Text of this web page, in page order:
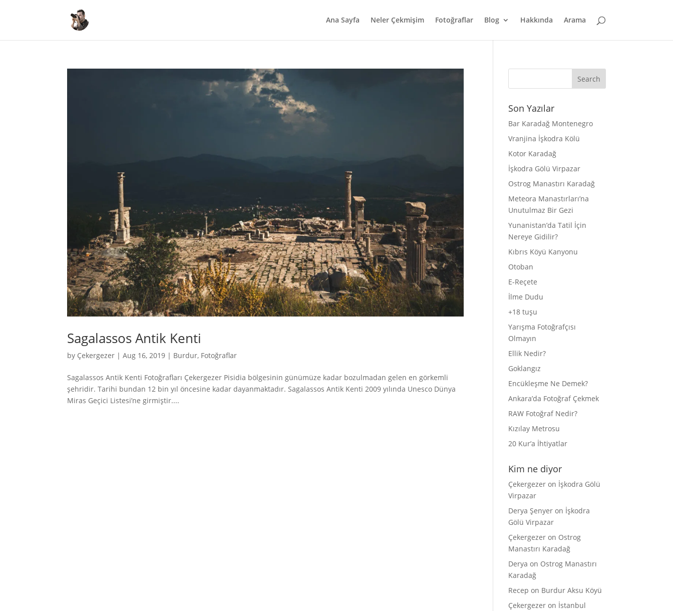
Ana Sayfa Neler Çekmişim Fotoğraflar Blog Hakkında Arama
Sagalassos Antik Kenti
by Çekergezer |Aug 16, 2019 | Burdur, Fotoğraflar
Sagalassos Antik Kenti Fotoğrafları Çekergezer Pisidia bölgesinin günümüze kadar bozulmadan gelen en görkemli
şehridir. Tarihi bundan 12 bin yıl öncesine kadar dayanmaktadır. Sagalassos Antik Kenti 2009 yılında Unesco Dünya
Miras Geçici Listesi’ne girmiştir....
Son Yazılar
Bar Karadağ Montenegro
Vranjina İşkodra Kölü
Kotor Karadağ
İşkodra Gölü Virpazar
Ostrog Manastırı Karadağ
Meteora Manastırları’na
Unutulmaz Bir Gezi
Yunanistan’da Tatil İçin
Nereye Gidilir?
Kıbrıs Köyü Kanyonu
Otoban
E-Reçete
İlme Dudu
+18 tuşu
Yarışma Fotoğrafçısı
Olmayın
Ellik Nedir?
Goklangız
Encükleşme Ne Demek?
Ankara’da Fotoğraf Çekmek
RAW Fotoğraf Nedir?
Kızılay Metrosu
20 Kur’a İhtiyatlar
Kim ne diyor
Çekergezer on İşkodra Gölü
Virpazar
Derya Şenyer on İşkodra
Gölü Virpazar
Çekergezer on Ostrog
Manastırı Karadağ
Derya on Ostrog Manastırı
Karadağ
Recep on Burdur Aksu Köyü
Çekergezer on İstanbul